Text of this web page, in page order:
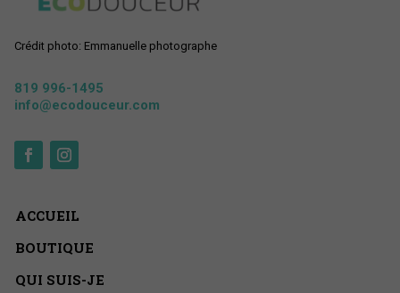
Crédit photo: Emmanuelle photographe
819 996-1495
info@ecodouceur.com
ACCUEIL
BOUTIQUE
QUI SUIS-JE